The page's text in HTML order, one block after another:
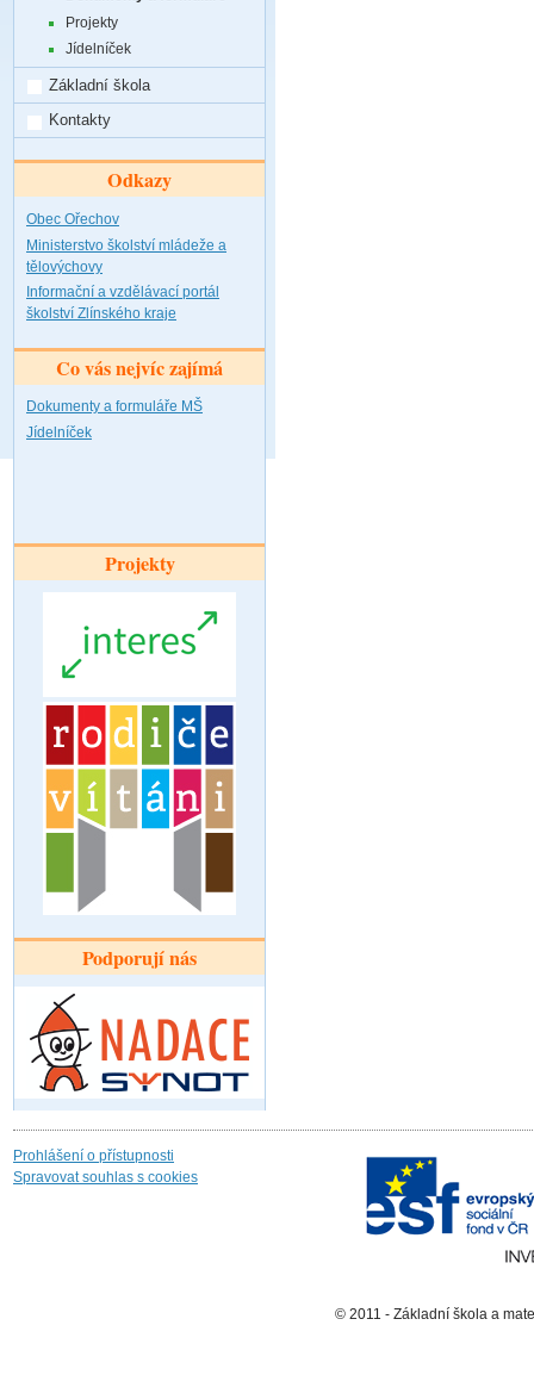
Projekty
Jídelníček
Základní škola
Kontakty
Odkazy
Obec Ořechov
Ministerstvo školství mládeže a
tělovýchovy
Informační a vzdělávací portál
školství Zlínského kraje
Co vás nejvíc zajímá
Dokumenty a formuláře MŠ
Jídelníček
Projekty
Podporují nás
Prohlášení o přístupnosti
Spravovat souhlas s cookies
© 2011 - Základní škola a